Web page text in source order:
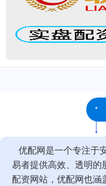
优配网是一个专注于
易者提供高效、透明的
配资网站，优配网也涵